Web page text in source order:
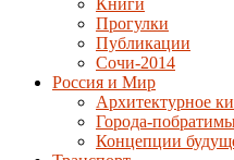
Книги
Прогулки
Публикации
Сочи-2014
Россия и Мир
Архитектурное
Города-
Концепции